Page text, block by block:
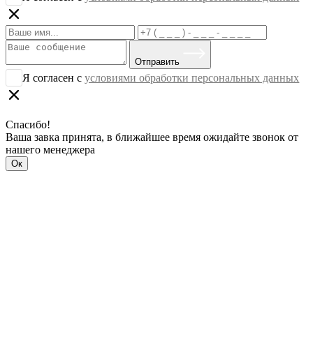
Отправить
Я согласен сусловиями обработки персональных данных
Спасибо!
Ваша завка принята, в ближайшее время ожидайте звонок от
нашего менеджера
Ок